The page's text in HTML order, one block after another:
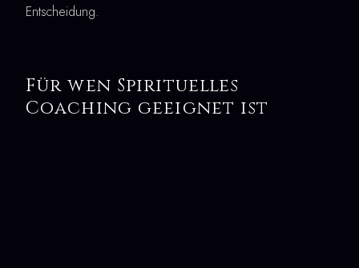
Entscheidung.
Für wen Spirituelles
Coaching geeignet ist